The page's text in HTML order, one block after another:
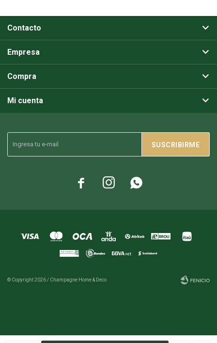
SUSCRIBIRME
  
Contacto
Empresa
Compra
Mi cuenta
© Copyright 2026 / Champagne Home & Deco